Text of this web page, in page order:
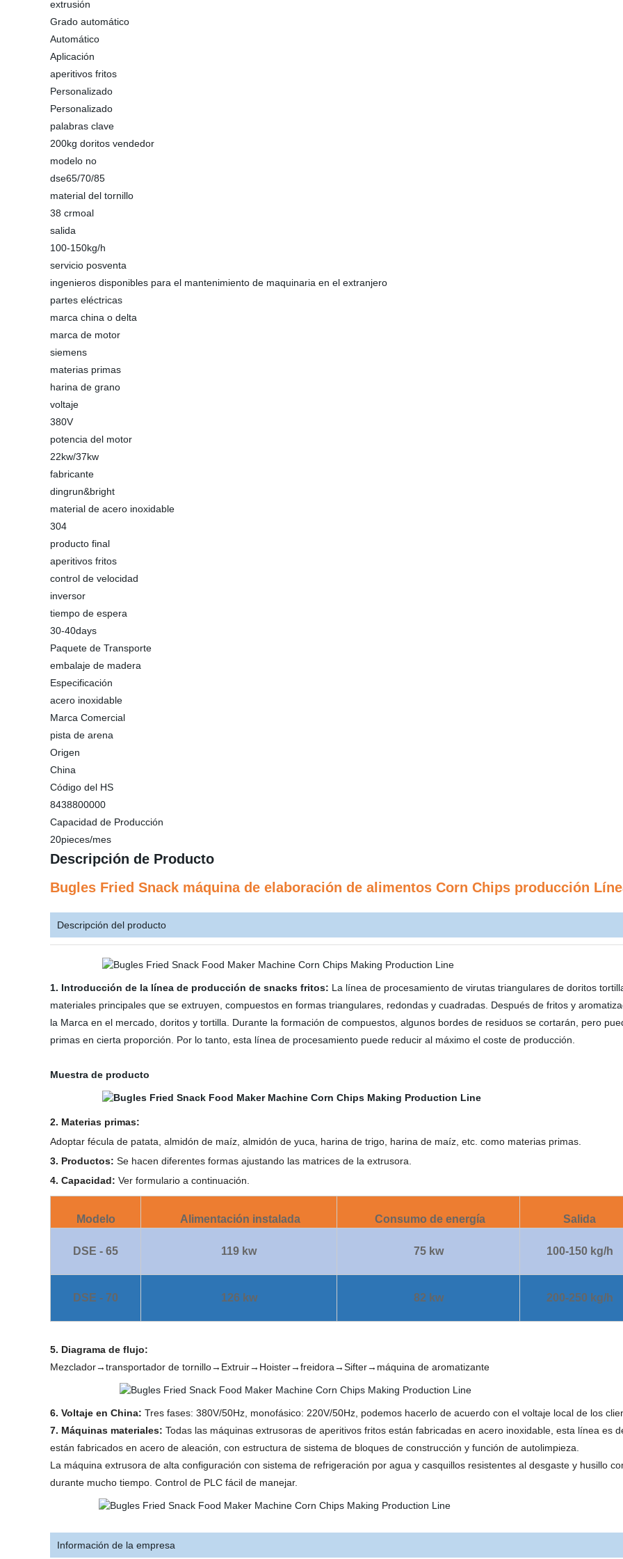
extrusión
Grado automático
Automático
Aplicación
aperitivos fritos
Personalizado
Personalizado
palabras clave
200kg doritos vendedor
modelo no
dse65/70/85
material del tornillo
38 crmoal
salida
100-150kg/h
servicio posventa
ingenieros disponibles para el mantenimiento de maquinaria en el extranjero
partes eléctricas
marca china o delta
marca de motor
siemens
materias primas
harina de grano
voltaje
380V
potencia del motor
22kw/37kw
fabricante
dingrun&bright
material de acero inoxidable
304
producto final
aperitivos fritos
control de velocidad
inversor
tiempo de espera
30-40days
Paquete de Transporte
embalaje de madera
Especificación
acero inoxidable
Marca Comercial
pista de arena
Origen
China
Código del HS
8438800000
Capacidad de Producción
20pieces/mes
Descripción de Producto
Bugles Fried Snack máquina de elaboración de alimentos Corn Chips producción
Descripción del producto
1. Introducción de la línea de producción de snacks fritos: La línea de procesamiento de virutas triangulares de doritos
materiales principales que se extruyen, compuestos en formas triangulares, redondas y cuadradas. Después de fritos y
la Marca en el mercado, doritos y tortilla. Durante la formación de compuestos, algunos bordes de residuos se cortarán, pero
primas en cierta proporción. Por lo tanto, esta línea de procesamiento puede reducir al máximo el coste de producción.
Muestra de producto
2. Materias primas:
Adoptar fécula de patata, almidón de maíz, almidón de yuca, harina de trigo, harina de maíz, etc. como materias primas.
3. Productos: Se hacen diferentes formas ajustando las matrices de la extrusora.
4. Capacidad: Ver formulario a continuación.
Modelo Alimentación instalada Consumo de energía Salida
DSE - 65 119 kw 75 kw 100-150 kg/h
DSE - 70 126 kw 82 kw 200-250 kg/h
5. Diagrama de flujo:
Mezclador→transportador de tornillo→Extruir→Hoister→freidora→Sifter→máquina de aromatizante
6. Voltaje en China: Tres fases: 380V/50Hz, monofásico: 220V/50Hz, podemos hacerlo de acuerdo con el voltaje local de los
7. Máquinas materiales: Todas las máquinas extrusoras de aperitivos fritos están fabricadas en acero inoxidable, esta línea es
están fabricados en acero de aleación, con estructura de sistema de bloques de construcción y función de autolimpieza.
La máquina extrusora de alta configuración con sistema de refrigeración por agua y casquillos resistentes al desgaste y husillo
durante mucho tiempo. Control de PLC fácil de manejar.
Información de la empresa